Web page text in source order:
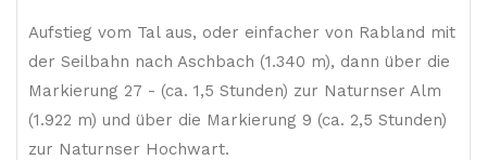
Aufstieg vom Tal aus, oder einfacher von Rabland mit
der Seilbahn nach Aschbach (1.340 m), dann über die
Markierung 27 - (ca. 1,5 Stunden) zur Naturnser Alm
(1.922 m) und über die Markierung 9 (ca. 2,5 Stunden)
zur Naturnser Hochwart.